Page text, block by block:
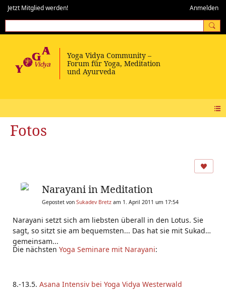
Jetzt Mitglied werden! Anmelden
Fotos
Narayani in Meditation
Gepostet von Sukadev Bretz am 1. April 2011 um 17:54
Narayani setzt sich am liebsten überall in den Lotus. Sie
sagt, so sitzt sie am bequemsten... Das hat sie mit Sukadev
gemeinsam...
Die nächsten Yoga Seminare mit Narayani:
8.-13.5. Asana Intensiv bei Yoga Vidya Westerwald